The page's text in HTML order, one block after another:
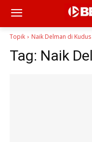
Topik Naik Delman di Kudus
Tag: Naik